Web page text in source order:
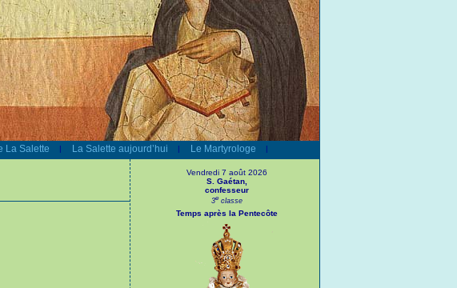
La Salette | La Salette aujourd’hui | Le Martyrologe |
Vendredi 7 août 2026
S. Gaétan,
confesseur
3eclasse
Temps après la Pentecôte